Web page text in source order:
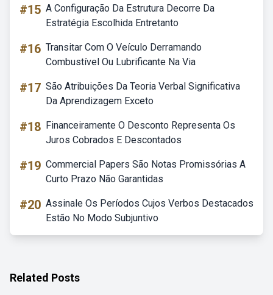
#15 A Configuração Da Estrutura Decorre Da
Estratégia Escolhida Entretanto
#16 Transitar Com O Veículo Derramando
Combustível Ou Lubrificante Na Via
#17 São Atribuições Da Teoria Verbal Significativa
Da Aprendizagem Exceto
#18 Financeiramente O Desconto Representa Os
Juros Cobrados E Descontados
#19 Commercial Papers São Notas Promissórias A
Curto Prazo Não Garantidas
#20 Assinale Os Períodos Cujos Verbos Destacados
Estão No Modo Subjuntivo
Related Posts